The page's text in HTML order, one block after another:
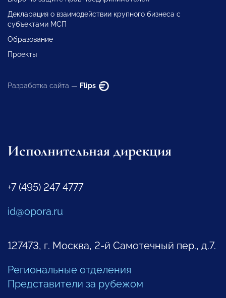
Декларация о взаимодействии крупного бизнеса с
субъектами МСП
Образование
Проекты
Разработка сайта — Flips
Исполнительная дирекция
+7 (495) 247 4777
id@opora.ru
127473, г. Москва, 2-й Самотечный пер., д.7.
Региональные отделения
Представители за рубежом